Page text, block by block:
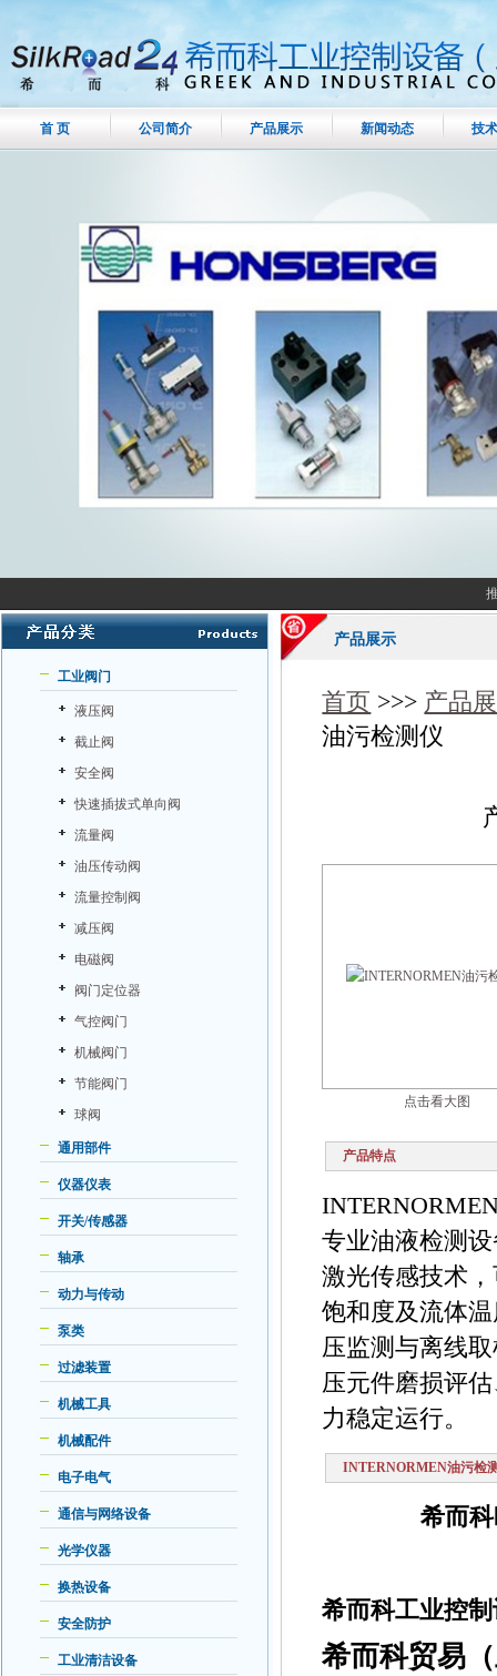
首 页 公司简介 产品展示 新闻动态 技
工业阀门
液压阀
截止阀
安全阀
快速插拔式单向阀
流量阀
油压传动阀
流量控制阀
减压阀
电磁阀
阀门定位器
气控阀门
机械阀门
节能阀门
球阀
通用部件
仪器仪表
开关/传感器
轴承
动力与传动
泵类
过滤装置
机械工具
机械配件
电子电气
通信与网络设备
光学仪器
换热设备
安全防护
工业清洁设备
产品展示
首页 >>> 产品
油污检测仪
点击看大图
产品特点
专业油液检测
激光传感技术
饱和度及流体
压监测与离线
压元件磨损评
力稳定运行。
INTERNORMEN油污检
希而
希而科工业控
希而科贸易